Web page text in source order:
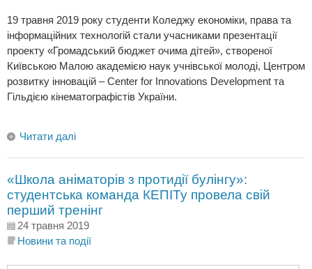
19 травня 2019 року студенти Коледжу економіки, права та
інформаційних технологій стали учасниками презентації
проекту «Громадський бюджет очима дітей», створеної
Київською Малою академією наук учнівської молоді, Центром
розвитку інновацій – Center for Innovations Development та
Гільдією кінематографістів України.
Читати далі
«Школа аніматорів з протидії булінгу»:
студентська команда КЕПІТу провела свій
перший тренінг
24 травня 2019
Новини та події